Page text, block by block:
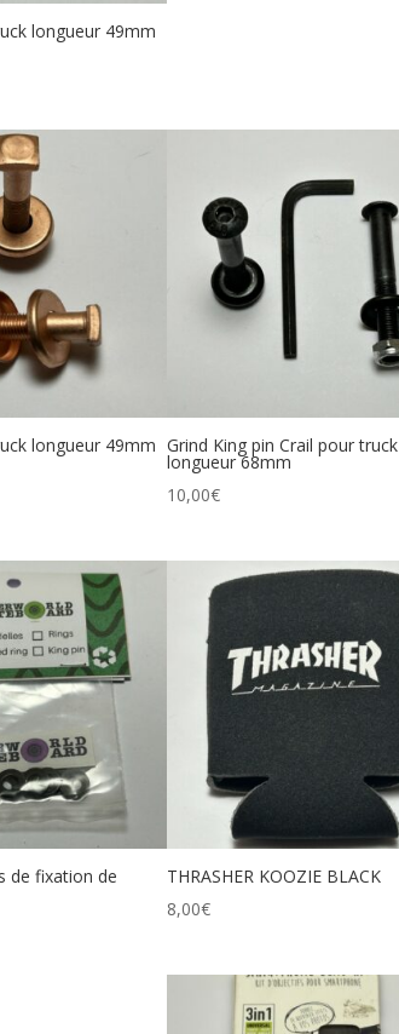
longueur 49mm
longueur 49mm Grind King pin Crail pour truck
longueur 68mm
10,00€
de fixation de
THRASHER KOOZIE BLACK
8,00€